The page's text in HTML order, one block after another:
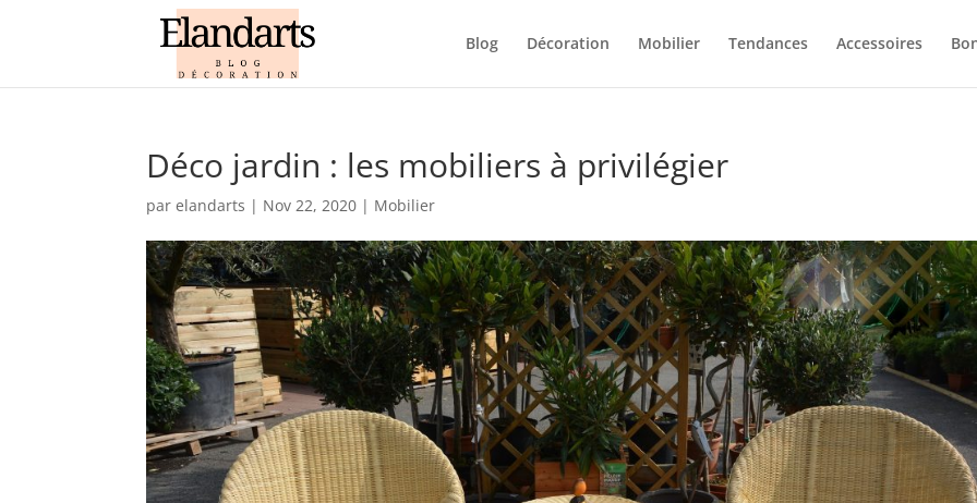
Blog Décoration Mobilier Tendances Accessoires
Déco jardin : les mobiliers à privilégier
parelandarts | Nov 22, 2020 | Mobilier